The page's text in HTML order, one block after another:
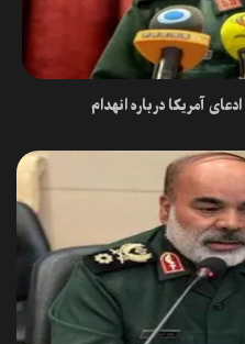
آمریکا درباره انهدام